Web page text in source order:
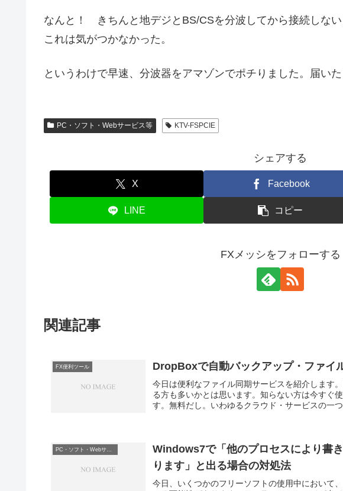
なんと！ きちんと地デジとBS/CSを分波してから接続しない
これは気がつかなかった。
というわけで早速、分波器をアマゾンでポチりました。届いた
PC・ソフト・Webサービス等 KTV-FSPCIE
シェアする
X Facebook
LINE コピー
FXメッシをフォローする
関連記事
FX便利ツール DropBoxで自動バックアップ・ファイ
今日は便利なファイル同期サービスを紹介します
る方も多いかとは思います。知らない方は今すぐ
す。無料だし。いわゆるクラウド・サービスの一
PC・ソフト・Webサービス等
Windows7で「他のプロセスにより書
ります」と出る場合の対処法
今日、いくつかのフリーソフトの使用中において